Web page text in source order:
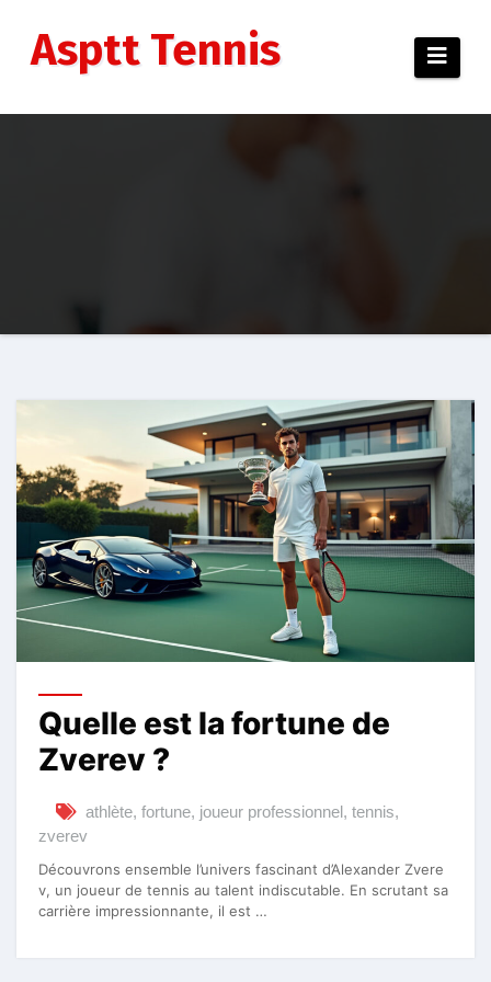
contenuAsptt Tennis
Quelle est la fortune de
Zverev ?
athlète, fortune, joueur professionnel, tennis,
zverev
Découvrons ensemble l’univers fascinant d’Alexander Zvere
v, un joueur de tennis au talent indiscutable. En scrutant sa
carrière impressionnante, il est …